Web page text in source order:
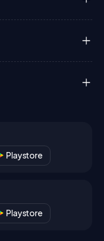
Playstore
Playstore